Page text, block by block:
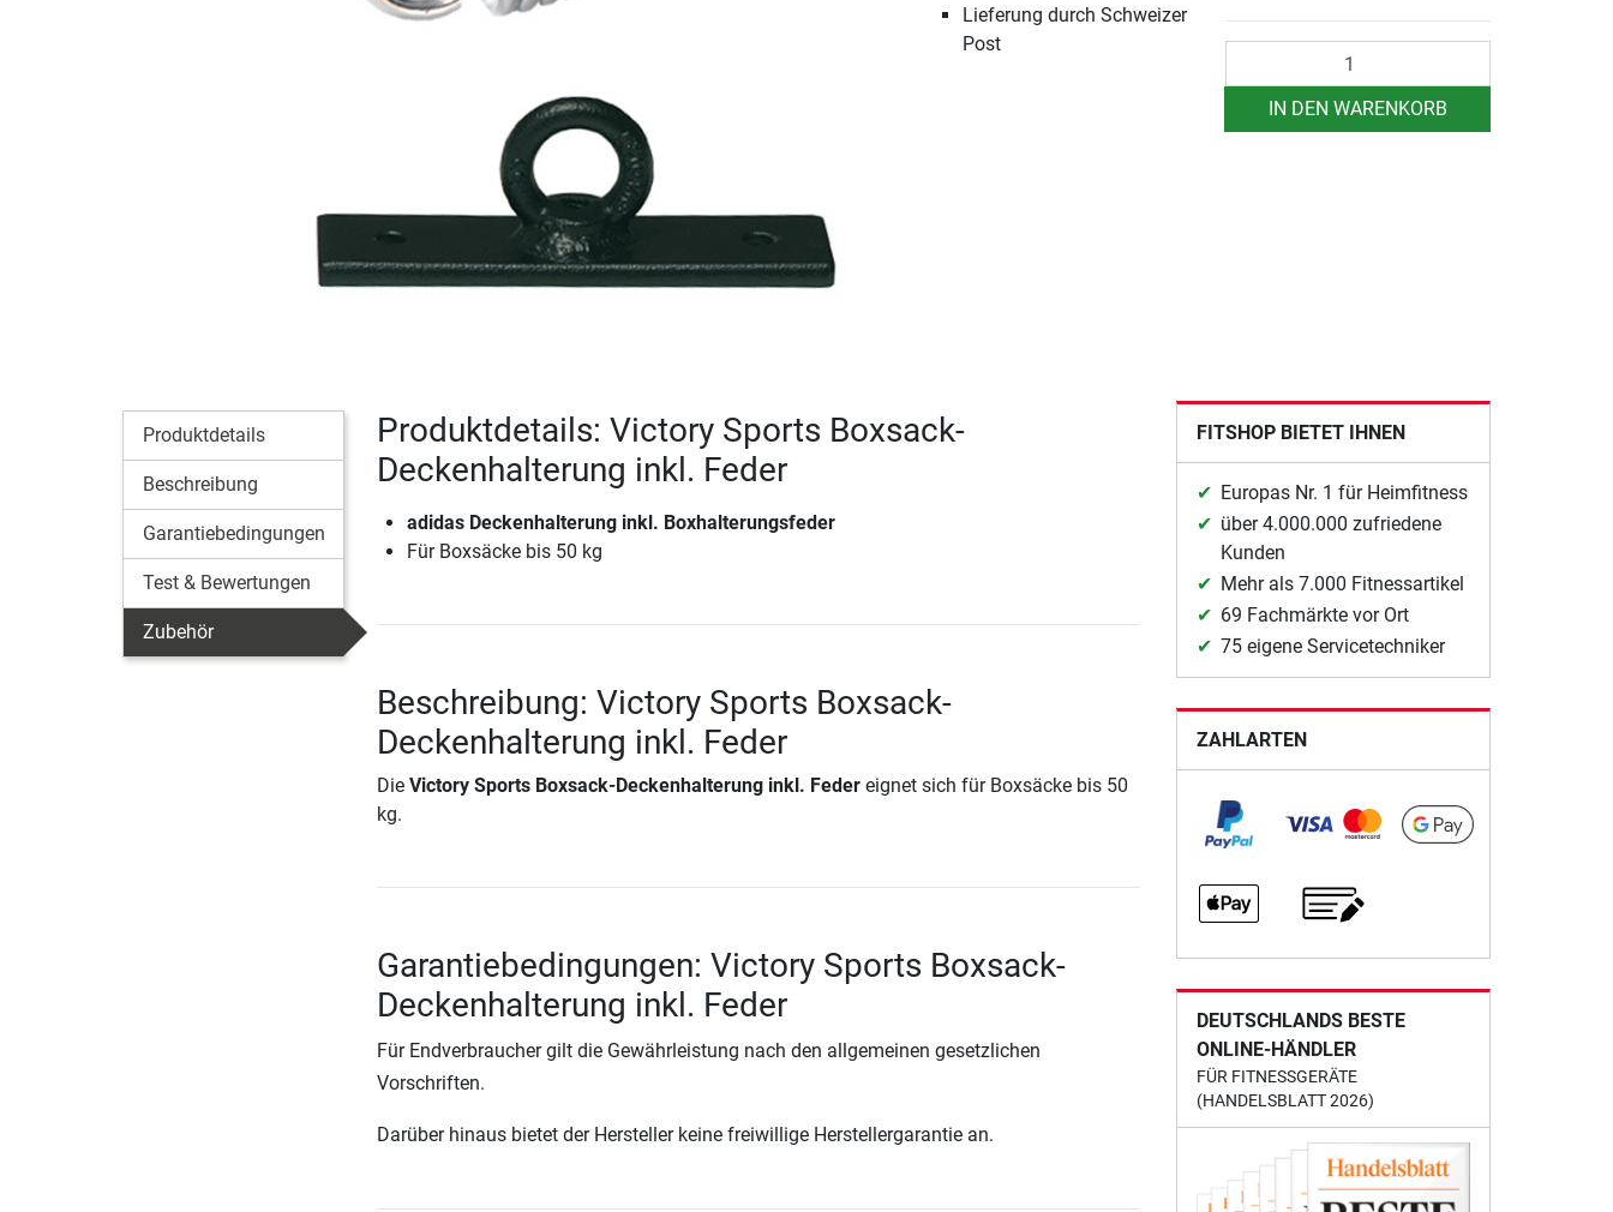
Lieferung durch Schweizer
Post
IN DEN WARENKORB
Produktdetails
Beschreibung
Garantiebedingungen
Test & Bewertungen
Zubehör
Produktdetails: Victory Sports Boxsack-
Deckenhalterung inkl. Feder
adidas Deckenhalterung inkl. Boxhalterungsfeder
Für Boxsäcke bis 50 kg
Beschreibung: Victory Sports Boxsack-
Deckenhalterung inkl. Feder
Die Victory Sports Boxsack-Deckenhalterung inkl. Federeignet sich für Boxsäcke bis 50
kg.
Garantiebedingungen: Victory Sports Boxsack-
Deckenhalterung inkl. Feder
Für Endverbraucher gilt die Gewährleistung nach den allgemeinen gesetzlichen
Vorschriften.
Darüber hinaus bietet der Hersteller keine freiwillige Herstellergarantie an.
FITSHOP BIETET IHNEN
Europas Nr. 1 für Heimfitness
über 4.000.000 zufriedene
Kunden
Mehr als 7.000 Fitnessartikel
69 Fachmärkte vor Ort
75 eigene Servicetechniker
ZAHLARTEN
DEUTSCHLANDS BESTE
ONLINE-HÄNDLER
FÜR FITNESSGERÄTE
(HANDELSBLATT 2026)